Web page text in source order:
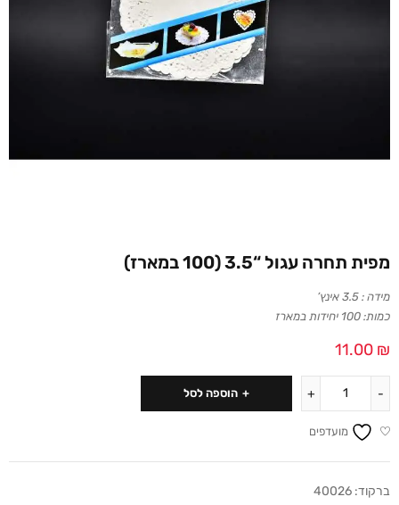
מפית תחרה עגול “3.5 (100 במארז)
מידה : 3.5 אינץ’
כמות: 100 יחידות במארז
11.00 ₪
הוספה לסל
מועדפים
ברקוד: 40026